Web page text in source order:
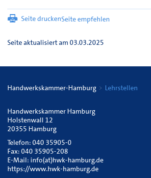
Seite druckenSeite empfehlen
Seite aktualisiert am 03.03.2025
Handwerkskammer-Hamburg Lehrstellen
Handwerkskammer Hamburg
Holstenwall 12
20355 Hamburg
Telefon: 040 35905-0
Fax: 040 35905-208
E-Mail: info(at)hwk-hamburg.de
https://www.hwk-hamburg.de